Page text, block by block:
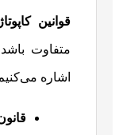
قوانین
متفاوت
اشاره